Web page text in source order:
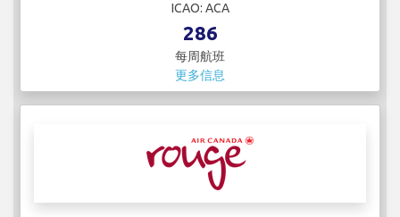
ICAO: ACA
286
每周航班
更多信息